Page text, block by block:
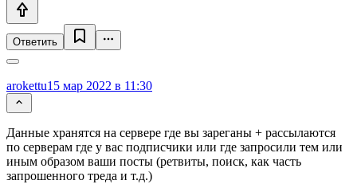
Ответить
arokettu15 мар 2022 в 11:30
Данные хранятся на сервере где вы зареганы + рассылаются
по серверам где у вас подписчики или где запросили тем или
иным образом ваши посты (ретвиты, поиск, как часть
запрошенного треда и т.д.)